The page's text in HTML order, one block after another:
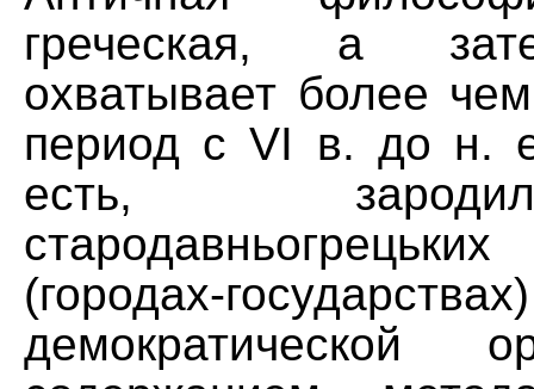
греческая, а
охватывает более
период с VI в. до н.
есть,
(городах-государствах)
демократической